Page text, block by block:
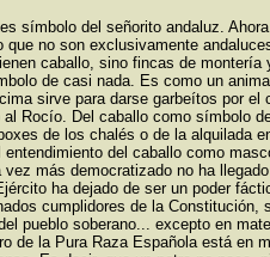
símbolo del señorito andaluz.
que no son exclusivamente
caballo, sino fincas de montería
de casi nada. Es como un
sirve para darse garbeítos por el
al Rocío. Del caballo como símbolo
de los chalés o de la alquilada
entendimiento del caballo como
más democratizado no ha
ha dejado de ser un poder
cumplidores de la Constitución,
pueblo soberano... excepto en
de la Pura Raza Española está en